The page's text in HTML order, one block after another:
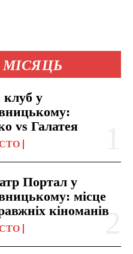
МІСЯЦЬ
клуб у
vs Галатея
Портал у
місце
кіноманів